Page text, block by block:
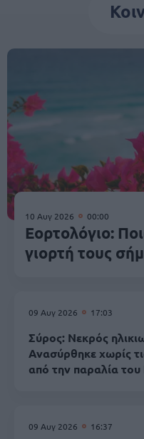
10 Αυγ 2026 00:00
Εορτολόγιο:
γιορτή τους
09 Αυγ 2026 17:03
Σύρος: Νεκρός
Ανασύρθηκε χωρίς
από την παραλία
09 Αυγ 2026 16:37